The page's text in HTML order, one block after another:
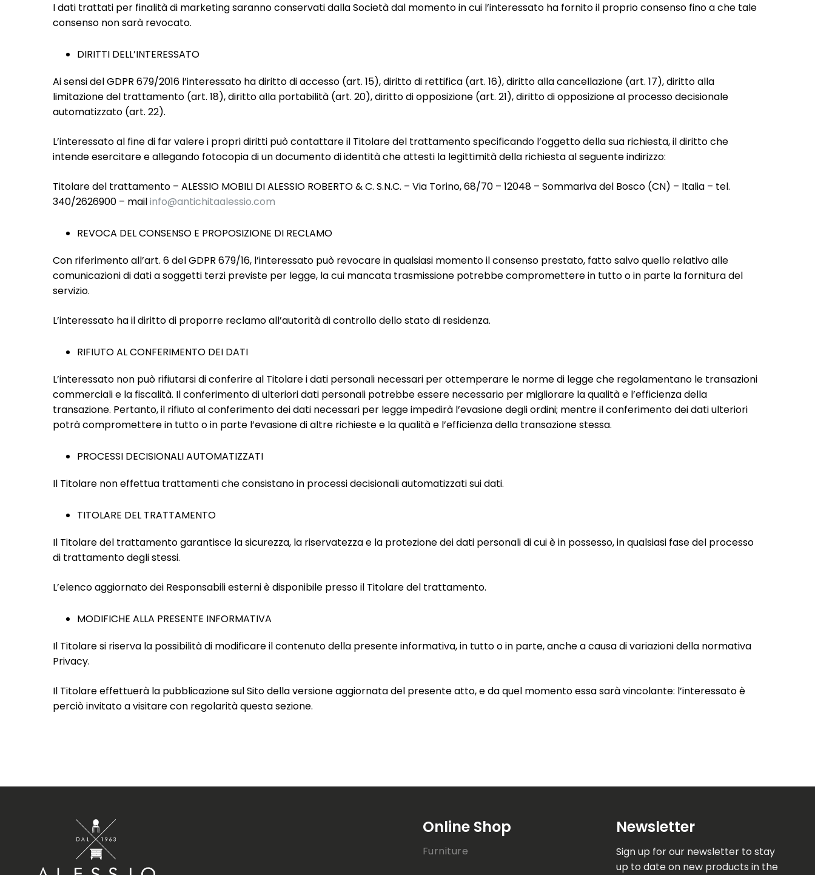
I dati trattati per finalità di marketing saranno conservati dalla Società dal momento in cui l’interessato ha fornito il proprio consenso fino a che tale
consenso non sarà revocato.
DIRITTI DELL’INTERESSATO
Ai sensi del GDPR 679/2016 l’interessato ha diritto di accesso (art. 15), diritto di rettifica (art. 16), diritto alla cancellazione (art. 17), diritto alla
limitazione del trattamento (art. 18), diritto alla portabilità (art. 20), diritto di opposizione (art. 21), diritto di opposizione al processo decisionale
automatizzato (art. 22).
L’interessato al fine di far valere i propri diritti può contattare il Titolare del trattamento specificando l’oggetto della sua richiesta, il diritto che
intende esercitare e allegando fotocopia di un documento di identità che attesti la legittimità della richiesta al seguente indirizzo:
Titolare del trattamento – ALESSIO MOBILI DI ALESSIO ROBERTO & C. S.N.C. – Via Torino, 68/70 – 12048 – Sommariva del Bosco (CN) – Italia – tel.
340/2626900 – mailinfo@antichitaalessio.com
REVOCA DEL CONSENSO E PROPOSIZIONE DI RECLAMO
Con riferimento all’art. 6 del GDPR 679/16, l’interessato può revocare in qualsiasi momento il consenso prestato, fatto salvo quello relativo alle
comunicazioni di dati a soggetti terzi previste per legge, la cui mancata trasmissione potrebbe compromettere in tutto o in parte la fornitura del
servizio.
L’interessato ha il diritto di proporre reclamo all’autorità di controllo dello stato di residenza.
RIFIUTO AL CONFERIMENTO DEI DATI
L’interessato non può rifiutarsi di conferire al Titolare i dati personali necessari per ottemperare le norme di legge che regolamentano le transazioni
commerciali e la fiscalità. Il conferimento di ulteriori dati personali potrebbe essere necessario per migliorare la qualità e l’efficienza della
transazione. Pertanto, il rifiuto al conferimento dei dati necessari per legge impedirà l’evasione degli ordini; mentre il conferimento dei dati ulteriori
potrà compromettere in tutto o in parte l’evasione di altre richieste e la qualità e l’efficienza della transazione stessa.
PROCESSI DECISIONALI AUTOMATIZZATI
Il Titolare non effettua trattamenti che consistano in processi decisionali automatizzati sui dati.
TITOLARE DEL TRATTAMENTO
Il Titolare del trattamento garantisce la sicurezza, la riservatezza e la protezione dei dati personali di cui è in possesso, in qualsiasi fase del processo
di trattamento degli stessi.
L’elenco aggiornato dei Responsabili esterni è disponibile presso il Titolare del trattamento.
MODIFICHE ALLA PRESENTE INFORMATIVA
Il Titolare si riserva la possibilità di modificare il contenuto della presente informativa, in tutto o in parte, anche a causa di variazioni della normativa
Privacy.
Il Titolare effettuerà la pubblicazione sul Sito della versione aggiornata del presente atto, e da quel momento essa sarà vincolante: l’interessato è
perciò invitato a visitare con regolarità questa sezione.
Online Shop
Furniture
Newsletter
Sign up for our newsletter to stay
up to date on new products in the